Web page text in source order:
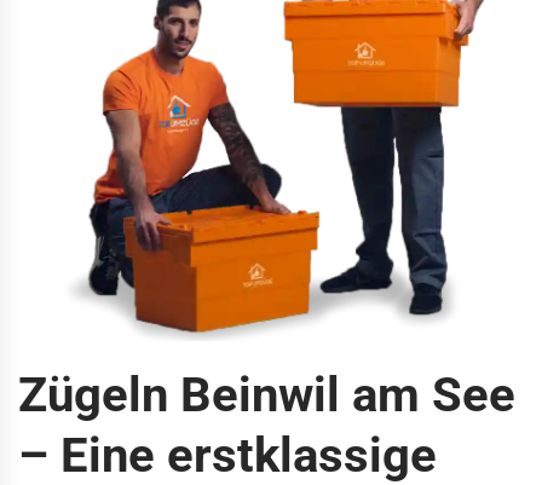
Zügeln Beinwil am See
– Eine erstklassige